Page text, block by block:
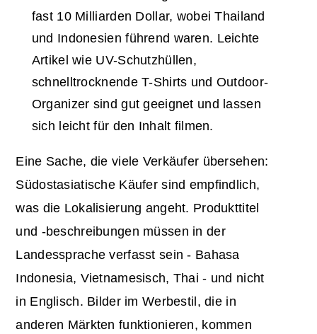
fast 10 Milliarden Dollar, wobei Thailand
und Indonesien führend waren. Leichte
Artikel wie UV-Schutzhüllen,
schnelltrocknende T-Shirts und Outdoor-
Organizer sind gut geeignet und lassen
sich leicht für den Inhalt filmen.
Eine Sache, die viele Verkäufer übersehen:
Südostasiatische Käufer sind empfindlich,
was die Lokalisierung angeht. Produkttitel
und -beschreibungen müssen in der
Landessprache verfasst sein - Bahasa
Indonesia, Vietnamesisch, Thai - und nicht
in Englisch. Bilder im Werbestil, die in
anderen Märkten funktionieren, kommen